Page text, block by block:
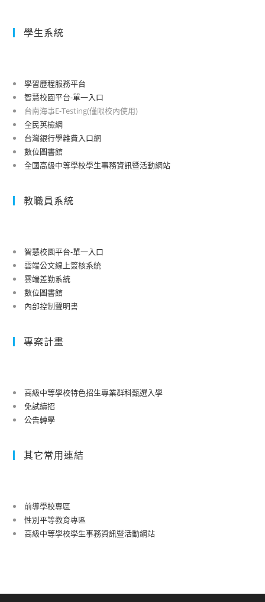
學生系統
學習歷程服務平台
智慧校園平台-單一入口
台南海事E-Testing(僅限校內使用)
全民英檢網
台灣銀行學雜費入口網
數位圖書館
全國高級中等學校學生事務資訊暨活動網站
教職員系統
智慧校園平台-單一入口
雲端公文線上簽核系統
雲端差勤系統
數位圖書館
內部控制聲明書
專案計畫
高級中等學校特色招生專業群科甄選入學
免試續招
公告轉學
其它常用連結
前導學校專區
性別平等教育專區
高級中等學校學生事務資訊暨活動網站